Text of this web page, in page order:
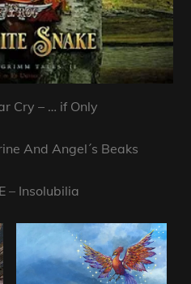
Cry – … if Only
And Angel´s Beaks
– Insolubilia